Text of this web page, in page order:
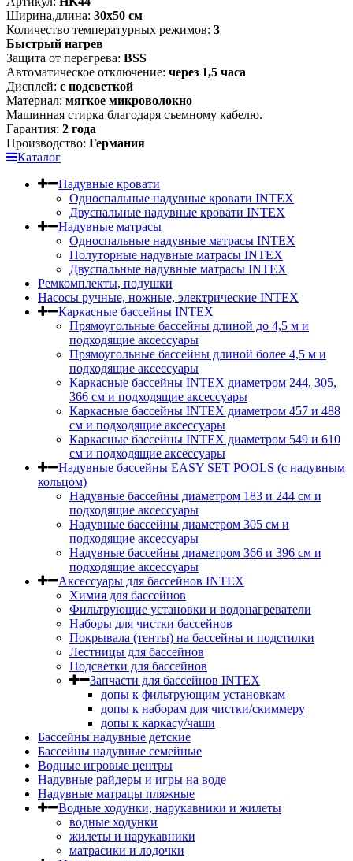
Ширина,длина: 30х50 см
Количество температурных режимов: 3
Быстрый нагрев
Защита от перегрева: BSS
Автоматическое отключение: через 1,5 часа
Дисплей: с подсветкой
Материал: мягкое микроволокно
Машинная стирка благодаря съемному кабелю.
Гарантия: 2 года
Производство: Германия
Каталог
Надувные кровати
Односпальные надувные кровати INTEX
Двуспальные надувные кровати INTEX
Надувные матрасы
Односпальные надувные матрасы INTEX
Полуторные надувные матрасы INTEX
Двуспальные надувные матрасы INTEX
Ремкомплекты, подушки
Насосы ручные, ножные, электрические INTEX
Каркасные бассейны INTEX
Прямоугольные бассейны длиной до 4,5 м и
подходящие аксессуары
Прямоугольные бассейны длиной более 4,5 м и
подходящие аксессуары
Каркасные бассейны INTEX диаметром 244, 305,
366 см и подходящие аксессуары
Каркасные бассейны INTEX диаметром 457 и 488
cм и подходящие аксессуары
Каркасные бассейны INTEX диаметром 549 и 610
см и подходящие аксессуары
Надувные бассейны EASY SET POOLS (с надувным
кольцом)
Надувные бассейны диаметром 183 и 244 см и
подходящие аксессуары
Надувные бассейны диаметром 305 см и
подходящие аксессуары
Надувные бассейны диаметром 366 и 396 см и
подходящие аксессуары
Аксессуары для бассейнов INTEX
Химия для бассейнов
Фильтрующие установки и водонагреватели
Наборы для чистки бассейнов
Покрывала (тенты) на бассейны и подстилки
Лестницы для бассейнов
Подсветки для бассейнов
Запчасти для бассейнов INTEX
допы к фильтрующим установкам
допы к наборам для чистки/скиммеру
допы к каркасу/чаши
Бассейны надувные детские
Бассейны надувные семейные
Водные игровые центры
Надувные райдеры и игры на воде
Надувные матрацы пляжные
Водные ходунки, нарукавники и жилеты
водные ходунки
жилеты и нарукавники
матрасики и лодочки